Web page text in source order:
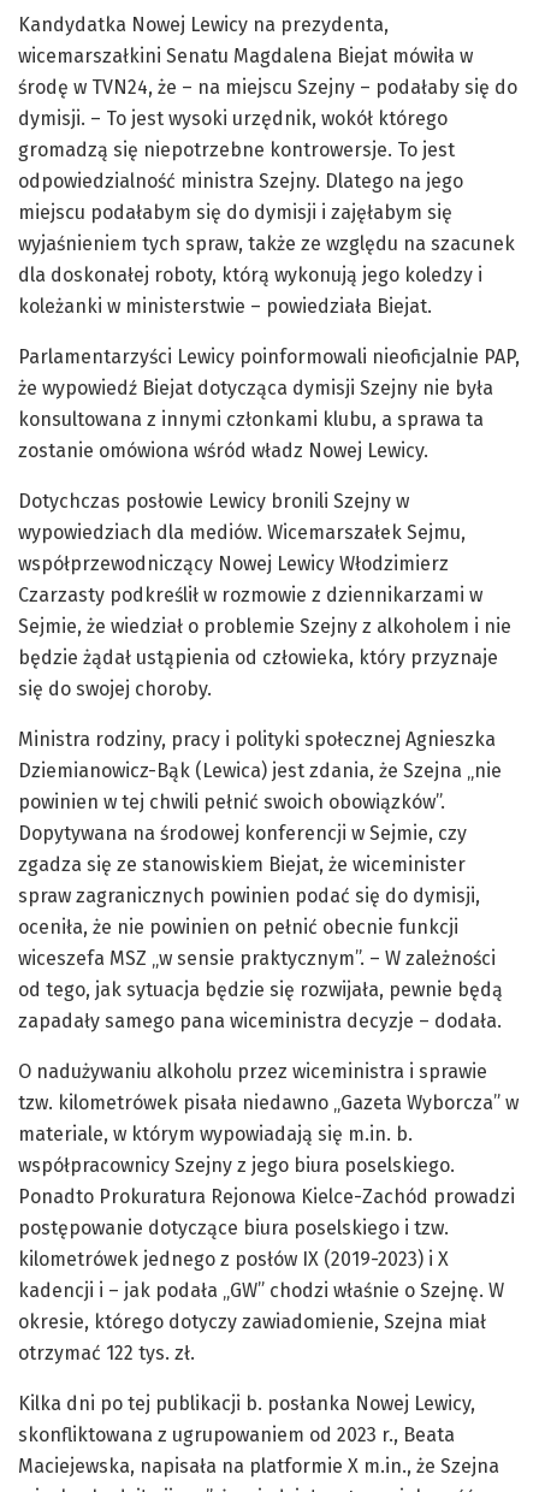
Kandydatka Nowej Lewicy na prezydenta,
wicemarszałkini Senatu Magdalena Biejat mówiła w
środę w TVN24, że – na miejscu Szejny – podałaby się do
dymisji. – To jest wysoki urzędnik, wokół którego
gromadzą się niepotrzebne kontrowersje. To jest
odpowiedzialność ministra Szejny. Dlatego na jego
miejscu podałabym się do dymisji i zajęłabym się
wyjaśnieniem tych spraw, także ze względu na szacunek
dla doskonałej roboty, którą wykonują jego koledzy i
koleżanki w ministerstwie – powiedziała Biejat.
Parlamentarzyści Lewicy poinformowali nieoficjalnie PAP,
że wypowiedź Biejat dotycząca dymisji Szejny nie była
konsultowana z innymi członkami klubu, a sprawa ta
zostanie omówiona wśród władz Nowej Lewicy.
Dotychczas posłowie Lewicy bronili Szejny w
wypowiedziach dla mediów. Wicemarszałek Sejmu,
współprzewodniczący Nowej Lewicy Włodzimierz
Czarzasty podkreślił w rozmowie z dziennikarzami w
Sejmie, że wiedział o problemie Szejny z alkoholem i nie
będzie żądał ustąpienia od człowieka, który przyznaje
się do swojej choroby.
Ministra rodziny, pracy i polityki społecznej Agnieszka
Dziemianowicz-Bąk (Lewica) jest zdania, że Szejna „nie
powinien w tej chwili pełnić swoich obowiązków”.
Dopytywana na środowej konferencji w Sejmie, czy
zgadza się ze stanowiskiem Biejat, że wiceminister
spraw zagranicznych powinien podać się do dymisji,
oceniła, że nie powinien on pełnić obecnie funkcji
wiceszefa MSZ „w sensie praktycznym”. – W zależności
od tego, jak sytuacja będzie się rozwijała, pewnie będą
zapadały samego pana wiceministra decyzje – dodała.
O nadużywaniu alkoholu przez wiceministra i sprawie
tzw. kilometrówek pisała niedawno „Gazeta Wyborcza” w
materiale, w którym wypowiadają się m.in. b.
współpracownicy Szejny z jego biura poselskiego.
Ponadto Prokuratura Rejonowa Kielce-Zachód prowadzi
postępowanie dotyczące biura poselskiego i tzw.
kilometrówek jednego z posłów IX (2019-2023) i X
kadencji i – jak podała „GW” chodzi właśnie o Szejnę. W
okresie, którego dotyczy zawiadomienie, Szejna miał
otrzymać 122 tys. zł.
Kilka dni po tej publikacji b. posłanka Nowej Lewicy,
skonfliktowana z ugrupowaniem od 2023 r., Beata
Maciejewska, napisała na platformie X m.in., że Szejna